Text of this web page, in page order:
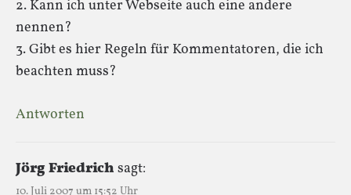
2. Kann ich unter Webseite auch eine andere
nennen?
3. Gibt es hier Regeln für Kommentatoren, die ich
beachten muss?
Antworten
Jörg Friedrich sagt:
10. Juli 2007 um 15:52 Uhr